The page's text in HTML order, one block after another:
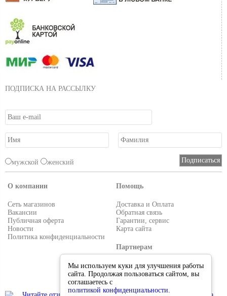
ПОДПИСКА НА РАССЫЛКУ
мужской женский
О компании
Сеть магазинов
Вакансии
Публичная оферта
Новости
Политика конфиденциальности
Помощь
Доставка и Оплата
Обратная связь
Гарантии, сервис
Карта сайта
Партнерам
Условия работы
Реквизиты
Мы используем куки для улучшения работы
сайта. Продолжая пользоваться сайтом, вы
соглашаетесь с
политикой конфиденциальности.